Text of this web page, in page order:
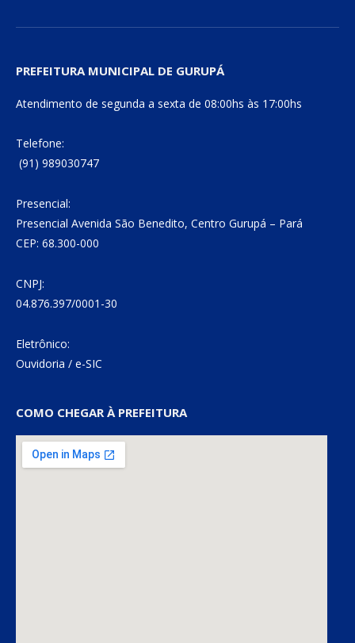
PREFEITURA MUNICIPAL DE GURUPÁ
Atendimento de segunda a sexta de 08:00hs às 17:00hs
Telefone:
(91) 989030747
Presencial:
Presencial Avenida São Benedito, Centro Gurupá – Pará
CEP: 68.300-000
CNPJ:
04.876.397/0001-30
Eletrônico:
Ouvidoria / e-SIC
COMO CHEGAR À PREFEITURA